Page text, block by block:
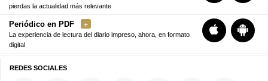
pierdas la actualidad más relevante
Periódico en PDF
La experiencia de lectura del diario impreso, ahora, en formato
digital
REDES SOCIALES